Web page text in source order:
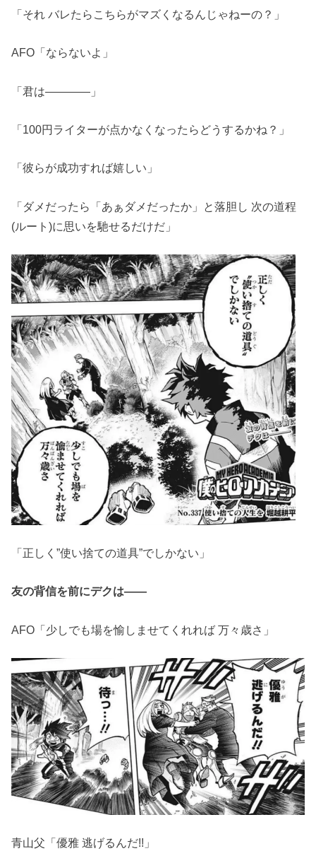
「それ バレたらこちらがマズくなるんじゃねーの？」
AFO「ならないよ」
「君は――――」
「100円ライターが点かなくなったらどうするかね？」
「彼らが成功すれば嬉しい」
「ダメだったら「あぁダメだったか」と落胆し 次の道程
(ルート)に思いを馳せるだけだ」
「正しく”使い捨ての道具”でしかない」
友の背信を前にデクは――
AFO「少しでも場を愉しませてくれれば 万々歳さ」
青山父「優雅 逃げるんだ!!」